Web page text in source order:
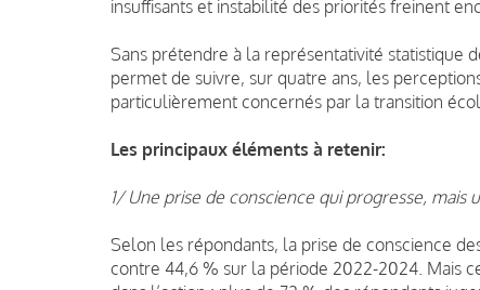
insuffisants et instabilité des priorités freinent
Sans prétendre à la représentativité statistique
permet de suivre, sur quatre ans, les
particulièrement concernés par la transition
Les principaux éléments à retenir:
1/ Une prise de conscience qui progresse, mais
Selon les répondants, la prise de conscience
contre 44,6 % sur la période 2022-2024. Mais